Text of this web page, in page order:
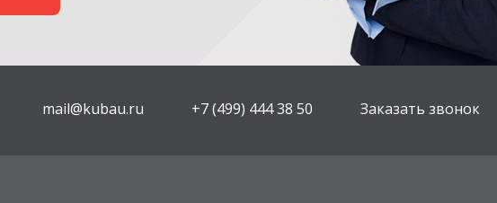
mail@kubau.ru +7 (499) 444 38 50 Заказать звонок